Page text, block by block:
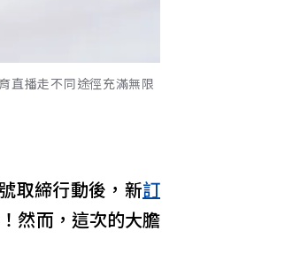
直播走不同途徑充滿無限
取締行動後，新訂
然而，這次的大膽